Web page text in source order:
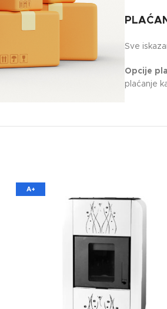
Sve
Opcije
plaćanje
A+